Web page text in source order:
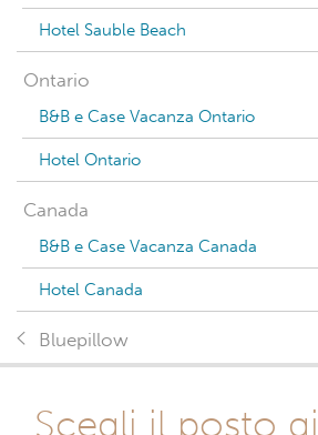
Hotel Sauble Beach
Ontario
B&B e Case Vacanza Ontario
Hotel Ontario
Canada
B&B e Case Vacanza Canada
Hotel Canada
Bluepillow
Scegli il posto